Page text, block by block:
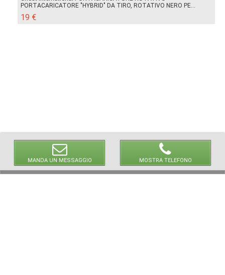
MANDA UN MESSAGGIO MOSTRA TELEFONO
PORTACARICATORE "HYBRID" DA TIRO, ROTATIVO NERO PE...
19 €